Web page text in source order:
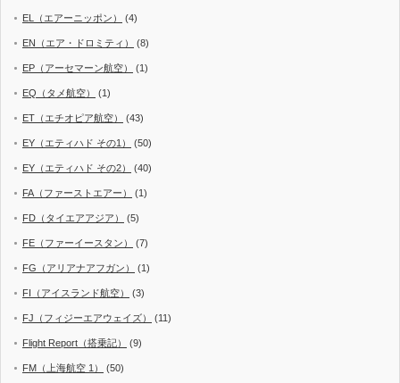
EL（エアーニッポン） (4)
EN（エア・ドロミティ） (8)
EP（アーセマーン航空） (1)
EQ（タメ航空） (1)
ET（エチオピア航空） (43)
EY（エティハド その1） (50)
EY（エティハド その2） (40)
FA（ファーストエアー） (1)
FD（タイエアアジア） (5)
FE（ファーイースタン） (7)
FG（アリアナアフガン） (1)
FI（アイスランド航空） (3)
FJ（フィジーエアウェイズ） (11)
Flight Report（搭乗記） (9)
FM（上海航空 1） (50)